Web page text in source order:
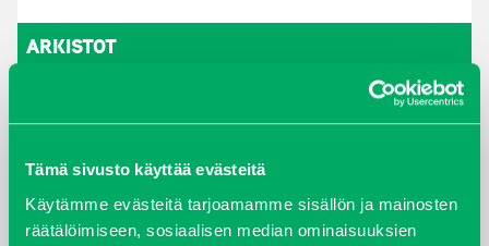
Tämä sivusto käyttää evästeitä
Käytämme evästeitä tarjoamamme sisällön ja mainosten
räätälöimiseen, sosiaalisen median ominaisuuksien
ARKISTOT
syyskuu 2023